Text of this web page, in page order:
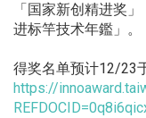
「国家新创精进奖
进标竿技术年鑑」。
得奖名单预计12/23
https://